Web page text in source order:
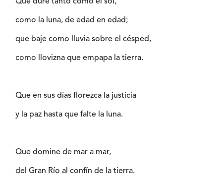
como la luna, de edad en edad;
que baje como lluvia sobre el césped,
como llovizna que empapa la tierra.
Que en sus días florezca la justicia
y la paz hasta que falte la luna.
Que domine de mar a mar,
del Gran Río al confín de la tierra.